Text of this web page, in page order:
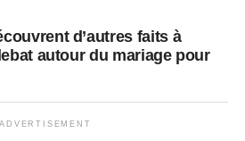
d’autres faits à
autour du mariage pour
ADVERTISEMENT